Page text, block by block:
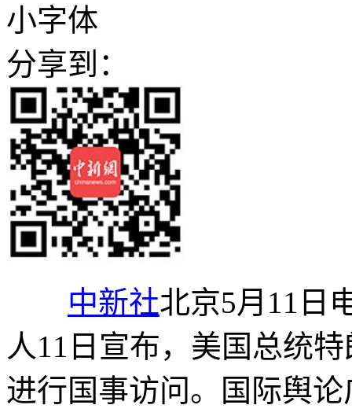
小字体
分享到：
中新社北京5月11日
人11日宣布，美国总统
进行国事访问。国际舆